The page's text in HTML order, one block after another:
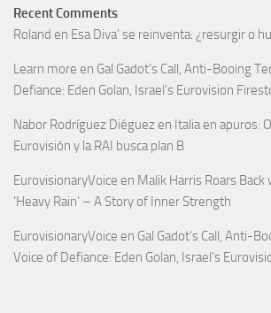
Recent Comments
Roland en Esa Diva’ se reinventa: ¿resurgir o
Learn more en Gal Gadot’s Call, Anti-Booing
Defiance: Eden Golan, Israel’s Eurovision
Nabor Rodríguez Diéguez en Italia en apuros:
Eurovisión y la RAI busca plan B
EurovisionaryVoice en Malik Harris Roars
‘Heavy Rain’ – A Story of Inner Strength
EurovisionaryVoice en Gal Gadot’s Call, Anti-
Voice of Defiance: Eden Golan, Israel’s